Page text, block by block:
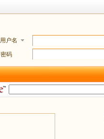
用户名
密码